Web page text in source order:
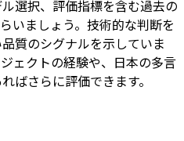
選択、評価指標を含む過去の
いましょう。技術的な判断を
質のシグナルを示していま
ェクトの経験や、日本の多言
ばさらに評価できます。